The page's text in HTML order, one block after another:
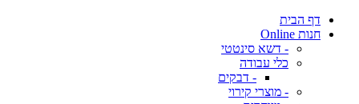
דף הבית
חנות Online
- דשא סינטטי
כלי עבודה
- דבקים
- מוצרי קירוי